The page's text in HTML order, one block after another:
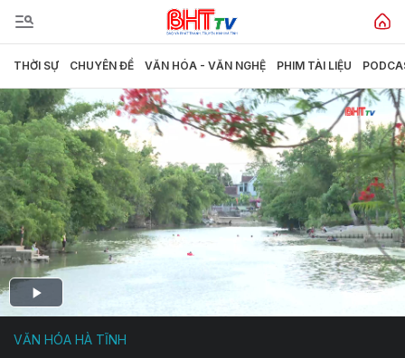
THỜI SỰ CHUYÊN ĐỀ VĂN HÓA - VĂN NGHỆ PHIM TÀI LIỆU
VĂN HÓA HÀ TĨNH